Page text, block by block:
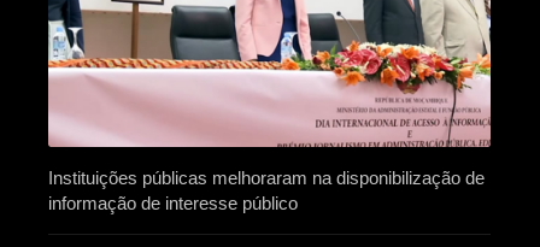
Instituições públicas melhoraram na disponibilização de
informação de interesse público